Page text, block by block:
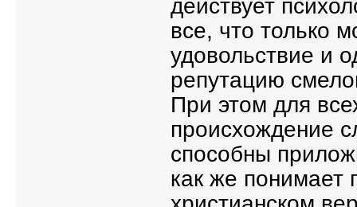
действует
все, что только
удовольствие и
репутацию
При этом для
происхождение
способны
как же понимает